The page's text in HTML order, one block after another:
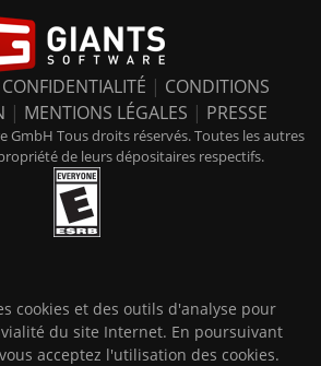
| CONDITIONS
| MENTIONS LÉGALES | PRESSE
GmbH Tous droits réservés. Toutes les autres
de leurs dépositaires respectifs.
cookies et des outils d'analyse pour
du site Internet. En poursuivant
acceptez l'utilisation des cookies.